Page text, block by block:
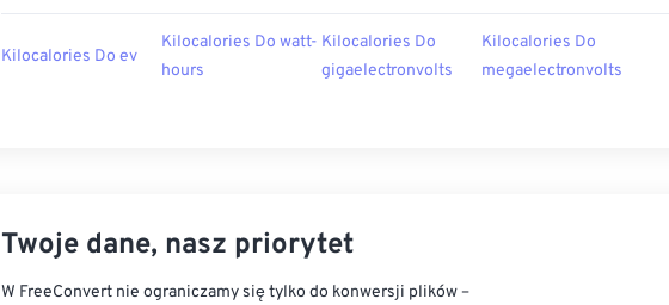
Kilocalories Do ev
Kilocalories Do watt-
hours
Kilocalories Do
gigaelectronvolts
Kilocalories Do
megaelectronvolts
Twoje dane, nasz priorytet
W FreeConvert nie ograniczamy się tylko do konwersji plików –